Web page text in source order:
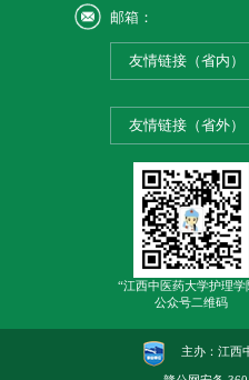
邮箱：
友情链接（省内）
友情链接（省外）
“江西中医药大学护理学
公众号二维码
主办：江西